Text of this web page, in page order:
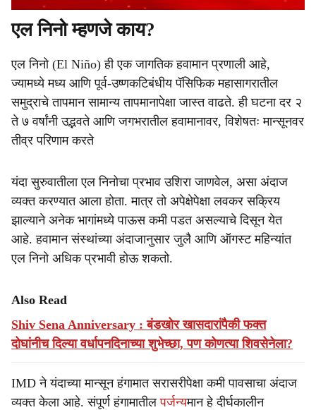
एल निनो म्हणजे काय?
एल निनो (El Niño) ही एक जागतिक हवामान प्रणाली आहे,
ज्यामध्ये मध्य आणि पूर्व-उष्णकटिबंधीय पॅसिफिक महासागरातील
समुद्राचे तापमान सामान्य तापमानापेक्षा जास्त वाढते. ही घटना दर २
ते ७ वर्षांनी उद्भवते आणि जगभरातील हवामानावर, विशेषतः मान्सूनवर
तीव्र परिणाम करते
यंदा सुरुवातीला एल निनोचा प्रभाव उशिरा जाणवेल, असा अंदाज
व्यक्त करण्यात आला होता. मात्र तो अपेक्षेपेक्षा लवकर सक्रिय
झाल्याने अनेक भागांमध्ये पाऊस कमी पडत असल्याचे दिसून येत
आहे. हवामान संस्थांच्या अंदाजानुसार जुलै आणि ऑगस्ट महिन्यांत
एल निनो अधिक प्रभावी होऊ शकतो.
Also Read
Shiv Sena Anniversary : बंडखोर खासदारांपैकी फक्त
दोघांनीच दिल्या वर्धापनदिनाच्या शुभेच्छा, पण कोणत्या शिवसेनेला?
IMD ने यंदाच्या मान्सून हंगामात सरासरीपेक्षा कमी पावसाचा अंदाज
व्यक्त केला आहे. संपूर्ण हंगामातीलपर्जन्यमान हे दीर्घकालीन